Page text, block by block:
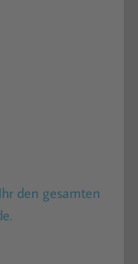
den gesamten